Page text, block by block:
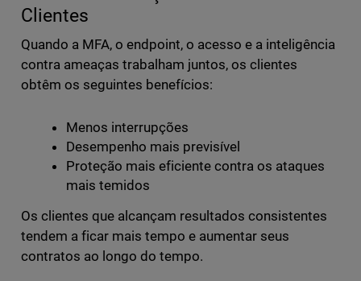
Clientes
Quando a MFA, o endpoint, o acesso e a inteligência
contra ameaças trabalham juntos, os clientes
obtêm os seguintes benefícios:
Menos interrupções
Desempenho mais previsível
Proteção mais eficiente contra os ataques
mais temidos
Os clientes que alcançam resultados consistentes
tendem a ficar mais tempo e aumentar seus
contratos ao longo do tempo.